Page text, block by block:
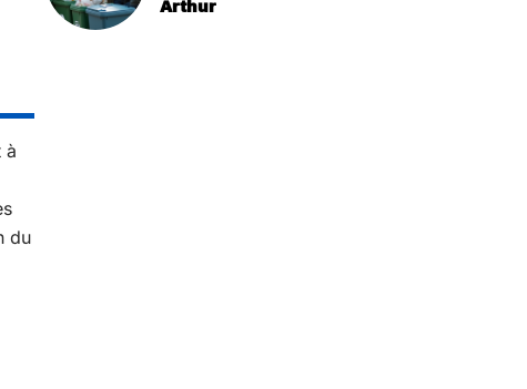
à
du
Arthur